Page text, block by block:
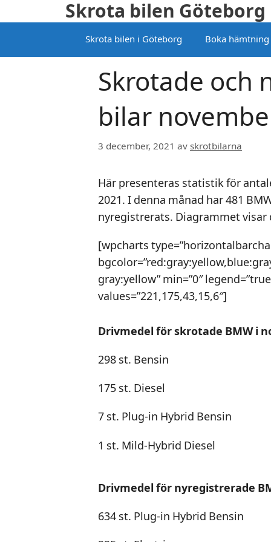
till
Skrota bilen Göteborg
Skrota bilen i Göteborg Boka hämtning
Skrotade och
bilar
3 december, 2021 av skrotbilarna
Här presenteras statistik för
2021. I denna månad har 481
nyregistrerats. Diagrammet
[wpcharts
gray:yellow” min=”0″
values=”221,175,43,15,6″]
Drivmedel för skrotade BMW i
298 st. Bensin
175 st. Diesel
7 st. Plug-in Hybrid Bensin
1 st. Mild-Hybrid Diesel
Drivmedel för nyregistrerade
634 st. Plug-in Hybrid Bensin